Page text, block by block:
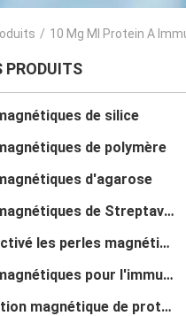
/ 10 Mg Ml Protein A
PRODUITS
de silice
de polymère
d'agarose
Perles magnétiques de Streptavidin
NHS a activé les perles magnétiques
Perles magnétiques pour l'immunoprécipitation
Purification magnétique de protéine de perles